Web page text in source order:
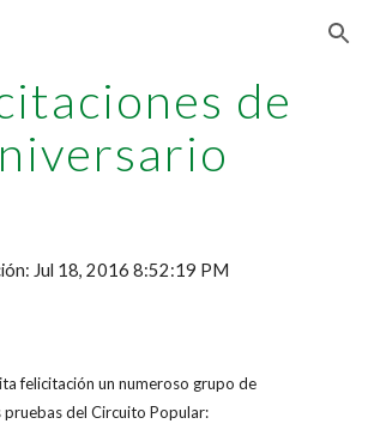
Skip to navigation
de
Jul 18, 2016 8:52:19 PM
felicitación un numeroso grupo de
del Circuito Popular: